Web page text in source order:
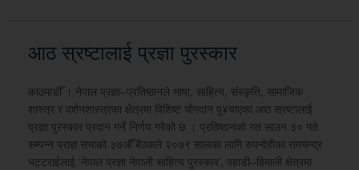
आठ स्रष्टालाई प्रज्ञा पुरस्कार
काठमाडौँ । नेपाल प्रज्ञा–प्रतिष्ठानले भाषा, साहित्य, संस्कृति, सामाजिक
शास्त्र र दर्शनशास्त्रका क्षेत्रमा विशिष्ट योगदान पु¥याएका आठ स्रष्टालाई
प्रज्ञा पुरस्कार प्रदान गर्ने निर्णय गरेको छ । प्रतिष्ठानको गत साउन ३० गते
सम्पन्न प्राज्ञ सभाको ३७औँ बैठकले २०७९ सालका लागि रुपन्देहीका रामचन्द्र
भट्टराईलाई ‘नेपाल प्रज्ञा नेपाली साहित्य पुरस्कार’, पहाडी–हिमाली क्षेत्रमा